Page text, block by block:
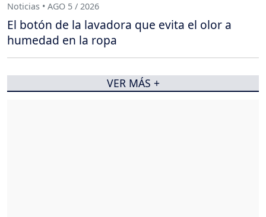
Noticias • AGO 5 / 2026
El botón de la lavadora que evita el olor a
humedad en la ropa
VER MÁS +